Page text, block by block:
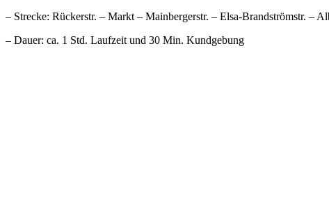
– Strecke: Rückerstr. – Markt – Mainbergerstr. – Elsa-Brandströmstr. –
– Dauer: ca. 1 Std. Laufzeit und 30 Min. Kundgebung